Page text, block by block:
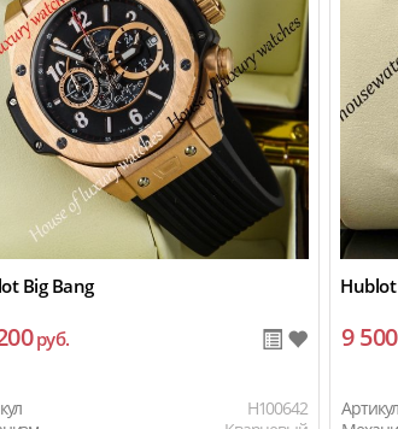
Big Bang
руб.
H100642
Hublot
9
Артикул